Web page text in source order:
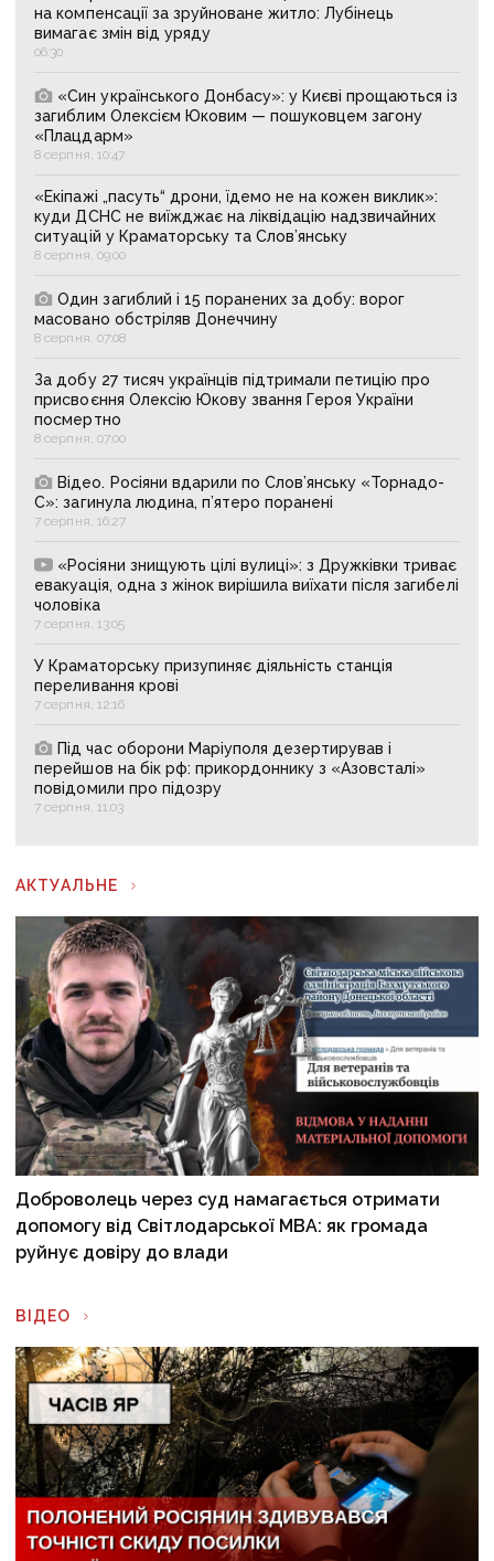
на компенсації за зруйноване житло: Лубінець
вимагає змін від уряду
06:30
«Син українського Донбасу»: у Києві прощаються із
загиблим Олексієм Юковим — пошуковцем загону
«Плацдарм»
8 серпня, 10:47
«Екіпажі „пасуть“ дрони, їдемо не на кожен виклик»:
куди ДСНС не виїжджає на ліквідацію надзвичайних
ситуацій у Краматорську та Слов’янську
8 серпня, 09:00
Один загиблий і 15 поранених за добу: ворог
масовано обстріляв Донеччину
8 серпня, 07:08
За добу 27 тисяч українців підтримали петицію про
присвоєння Олексію Юкову звання Героя України
посмертно
8 серпня, 07:00
Відео. Росіяни вдарили по Слов’янську «Торнадо-
С»: загинула людина, п’ятеро поранені
7 серпня, 16:27
«Росіяни знищують цілі вулиці»: з Дружківки триває
евакуація, одна з жінок вирішила виїхати після загибелі
чоловіка
7 серпня, 13:05
У Краматорську призупиняє діяльність станція
переливання крові
7 серпня, 12:16
Під час оборони Маріуполя дезертирував і
перейшов на бік рф: прикордоннику з «Азовсталі»
повідомили про підозру
7 серпня, 11:03
АКТУАЛЬНЕ
Доброволець через суд намагається отримати
допомогу від Світлодарської МВА: як громада
руйнує довіру до влади
ВІДЕО